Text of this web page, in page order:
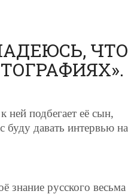
ЧТО
ней подбегает её сын,
буду давать интервью на
знание русского весьма